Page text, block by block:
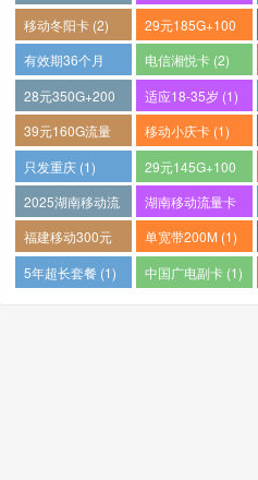
移动冬阳卡 (2)
29元185G+100
分钟 (2)
有效期36个月
(2)
电信湘悦卡 (2)
28元350G+200
分钟 (1)
适应18-35岁 (1)
39元160G流量
卡 (1)
移动小庆卡 (1)
只发重庆 (1)
29元145G+100
分钟 (1)
2025湖南移动流
量卡哪个好 (1)
湖南移动流量卡
推荐 (1)
福建移动300元
包1年 (1)
单宽带200M (1)
5年超长套餐 (1) 中国广电副卡 (1)